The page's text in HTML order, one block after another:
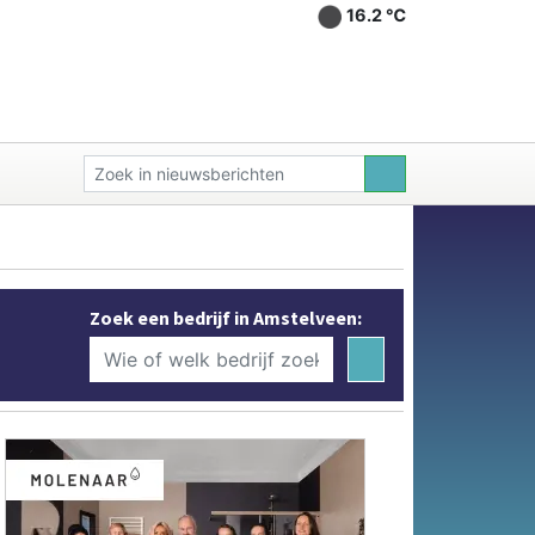
16.2 ℃
Zoek een bedrijf in Amstelveen: